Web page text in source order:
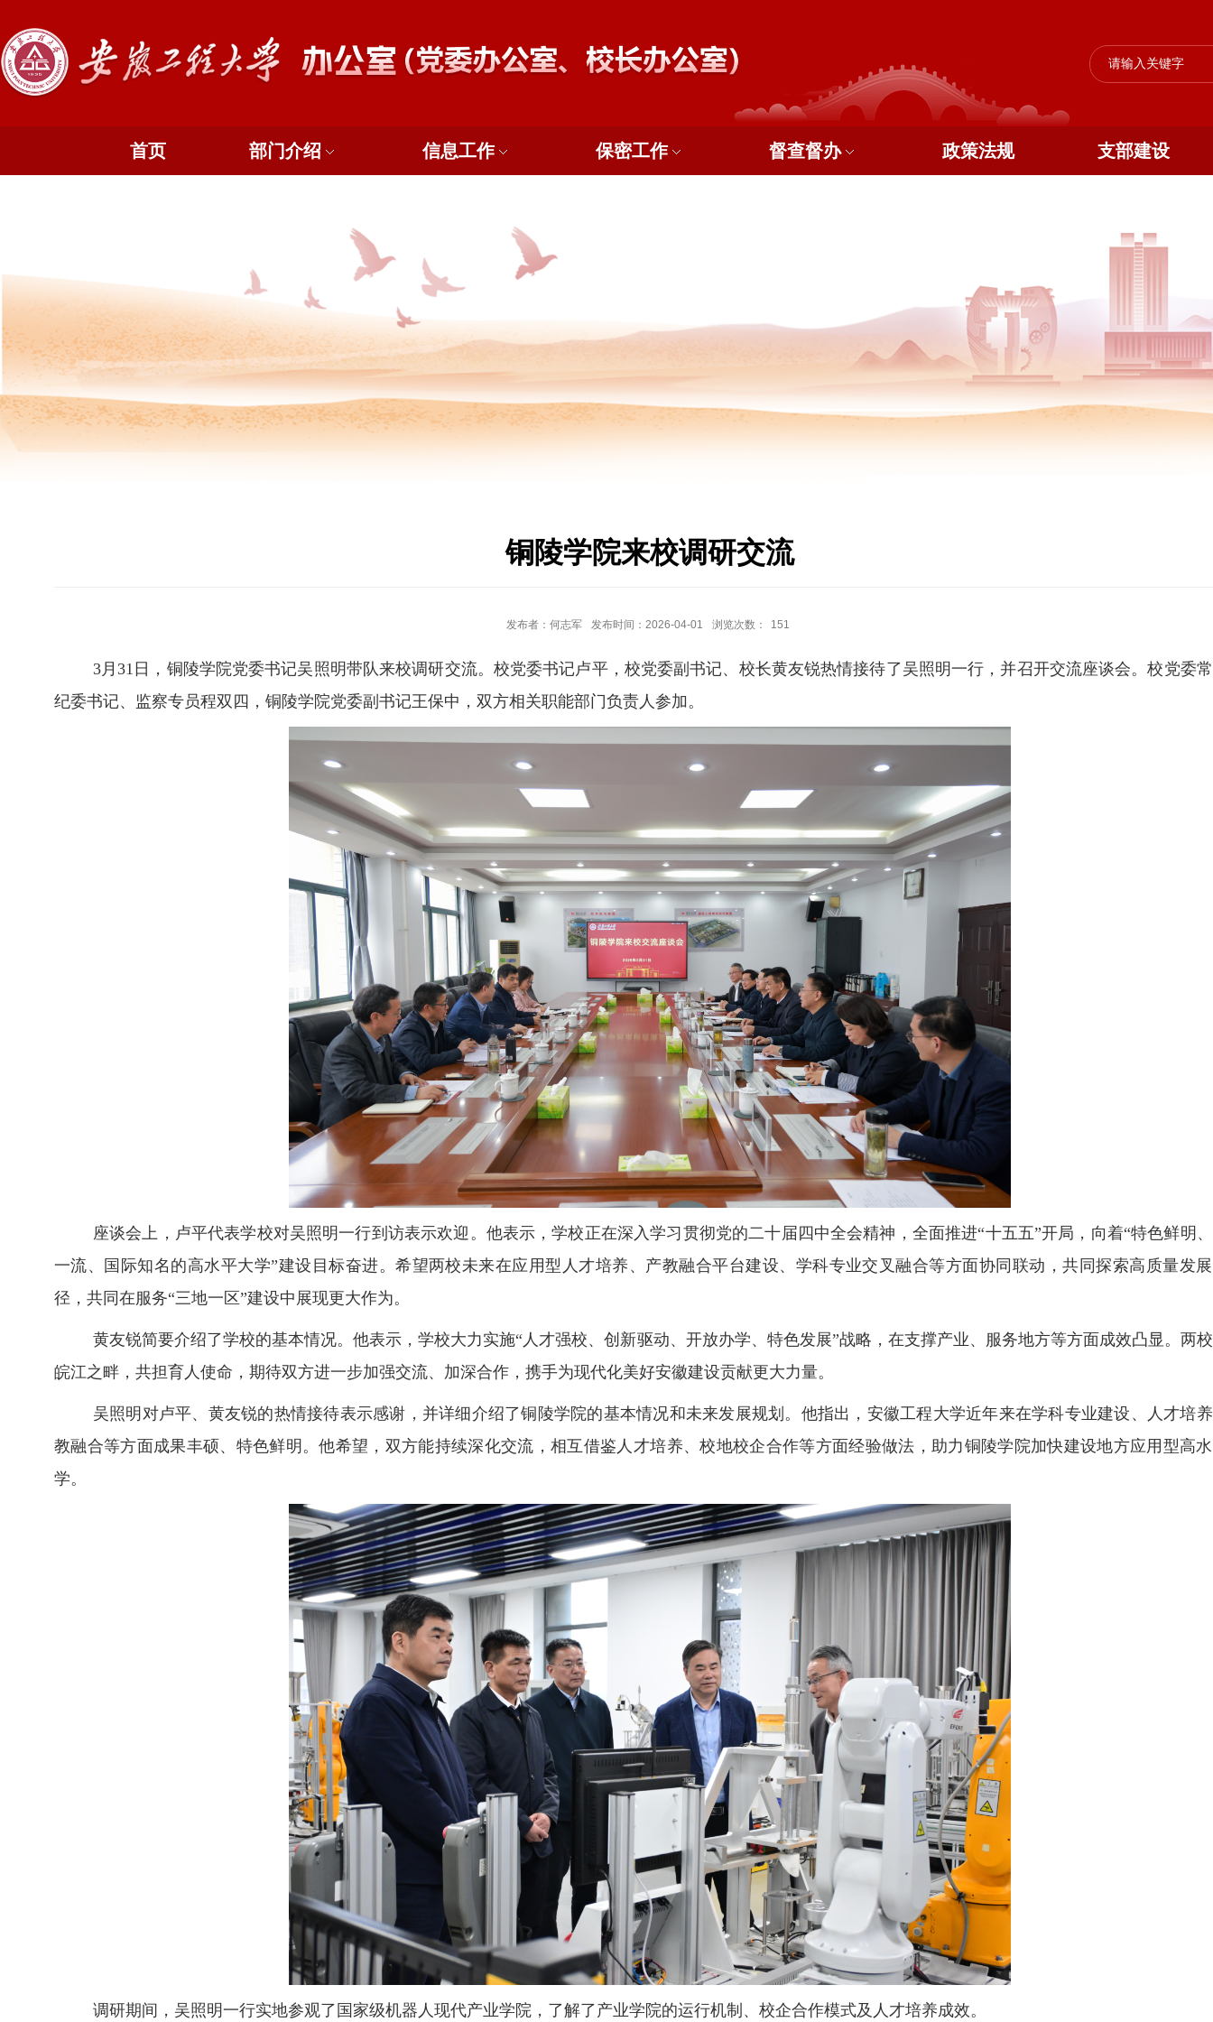
首页 部门介绍 信息工作 保密工作 督查督办 政策法规 支部建设
铜陵学院来校调研交流
发布者：何志军 发布时间：2026-04-01 浏览次数： 151
3月31 日，铜陵学院党委书记吴照明带队来校调研交流。校党委书记卢平，校党委副书记、校长黄友锐热情接待了吴照明一行，并召开交流座谈会。校党委
纪委书记、监察专员程双四，铜陵学院党委副书记王保中，双方相关职能部门负责人参加。
座谈会上，卢平代表学校对吴照明一行到访表示欢迎。他表示，学校正在深入学习贯彻党的二十届四中全会精神，全面推进“十五五”开局，向着“特色鲜明
一流、国际知名的高水平大学”建设目标奋进。希望两校未来在应用型人才培养、产教融合平台建设、学科专业交叉融合等方面协同联动，共同探索高质量发
径，共同在服务“三地一区”建设中展现更大作为。
黄友锐简要介绍了学校的基本情况。他表示，学校大力实施“人才强校、创新驱动、开放办学、特色发展”战略，在支撑产业、服务地方等方面成效凸显。两
皖江之畔，共担育人使命，期待双方进一步加强交流、加深合作，携手为现代化美好安徽建设贡献更大力量。
吴照明对卢平、黄友锐的热情接待表示感谢，并详细介绍了铜陵学院的基本情况和未来发展规划。他指出，安徽工程大学近年来在学科专业建设、人才培
教融合等方面成果丰硕、特色鲜明。他希望，双方能持续深化交流，相互借鉴人才培养、校地校企合作等方面经验做法，助力铜陵学院加快建设地方应用型高
学。
调研期间，吴照明一行实地参观了国家级机器人现代产业学院，了解了产业学院的运行机制、校企合作模式及人才培养成效。